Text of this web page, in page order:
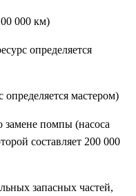
000 км)
определяется
мастером)
замене помпы (насоса
составляет 200 000
запасных частей,